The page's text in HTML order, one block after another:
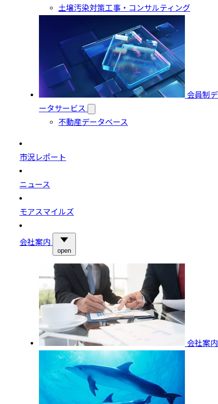
土壌汚染対策工事・コンサルティング
会員制デ
ータサービス
不動産データベース
市況レポート
ニュース
モアスマイルズ
会社案内
open
会社案内